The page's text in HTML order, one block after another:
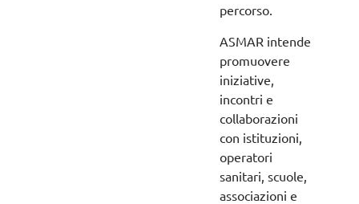
percorso.
ASMAR intende
promuovere
iniziative,
incontri e
collaborazioni
con istituzioni,
operatori
sanitari, scuole,
associazioni e